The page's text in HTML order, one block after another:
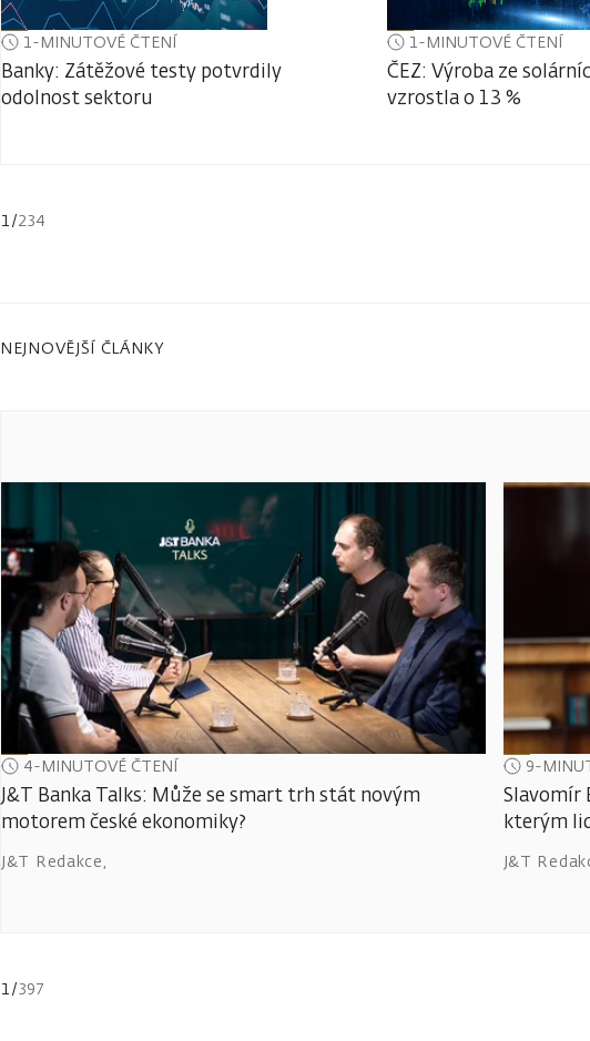
1-MINUTOVÉ ČTENÍ
Banky: Zátěžové testy potvrdily
odolnost sektoru
1-MINUTOVÉ ČTENÍ
ČEZ: Výroba ze
vzrostla o 13 %
1 /234
NEJNOVĚJŠÍ ČLÁNKY
4-MINUTOVÉ ČTENÍ
J&T Banka Talks: Může se smart trh stát novým
motorem české ekonomiky?
J&T Redakce,
9-
Slavomír
kterým
J&T
1/397